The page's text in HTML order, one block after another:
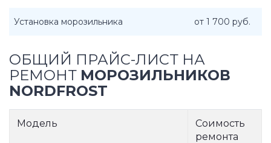
Установка морозильника от 1 700 руб.
ОБЩИЙ ПРАЙС-ЛИСТ НА
РЕМОНТ МОРОЗИЛЬНИКОВ
NORDFROST
Модель
Соимость
ремонта